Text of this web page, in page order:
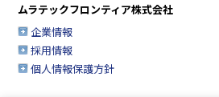
ムラテックフロンティア株式会社
企業情報
採用情報
個人情報保護方針